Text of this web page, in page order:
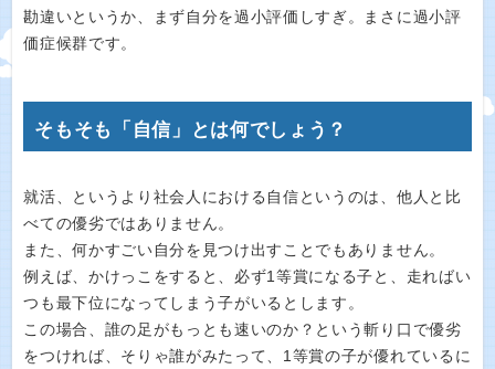
勘違いというか、まず自分を過小評価しすぎ。まさに過小評
価症候群です。
そもそも「自信」とは何でしょう？
就活、というより社会人における自信というのは、他人と比
べての優劣ではありません。
また、何かすごい自分を見つけ出すことでもありません。
例えば、かけっこをすると、必ず1等賞になる子と、走ればい
つも最下位になってしまう子がいるとします。
この場合、誰の足がもっとも速いのか？という斬り口で優劣
をつければ、そりゃ誰がみたって、1等賞の子が優れているに